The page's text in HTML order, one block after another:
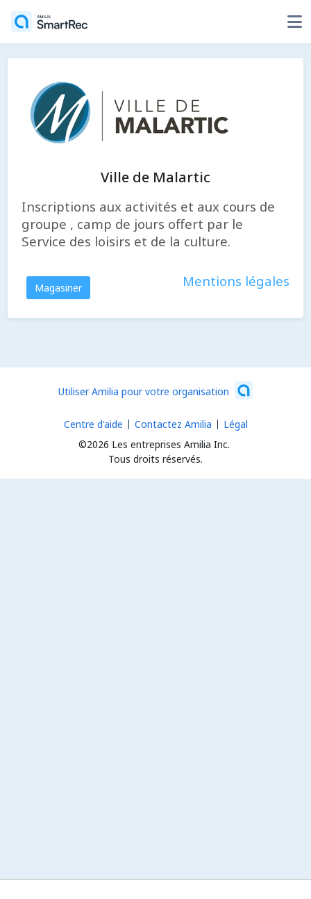
Ville de Malartic
Inscriptions aux activités et aux cours de
groupe , camp de jours offert par le
Service des loisirs et de la culture.
Magasiner Mentions légales
Utiliser Amilia pour votre organisation
©2026 Les entreprises Amilia Inc.
Tous droits réservés.
Centre d'aide Contactez Amilia Légal